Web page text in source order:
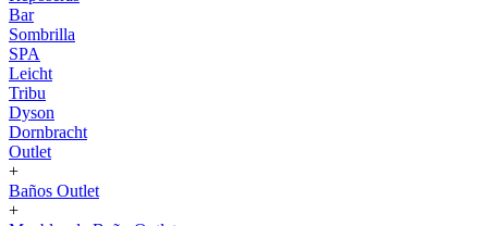
Bar
Sombrilla
SPA
Leicht
Tribu
Dyson
Dornbracht
Outlet
+
Baños Outlet
+